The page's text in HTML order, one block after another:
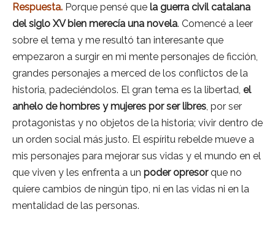
Respuesta. Porque pensé que la guerra civil catalana
del siglo XV bien merecía una novela. Comencé a leer
sobre el tema y me resultó tan interesante que
empezaron a surgir en mi mente personajes de ficción,
grandes personajes a merced de los conflictos de la
historia, padeciéndolos. El gran tema es la libertad, el
anhelo de hombres y mujeres por ser libres, por ser
protagonistas y no objetos de la historia; vivir dentro de
un orden social más justo. El espíritu rebelde mueve a
mis personajes para mejorar sus vidas y el mundo en el
que viven y les enfrenta a un poder opresorque no
quiere cambios de ningún tipo, ni en las vidas ni en la
mentalidad de las personas.